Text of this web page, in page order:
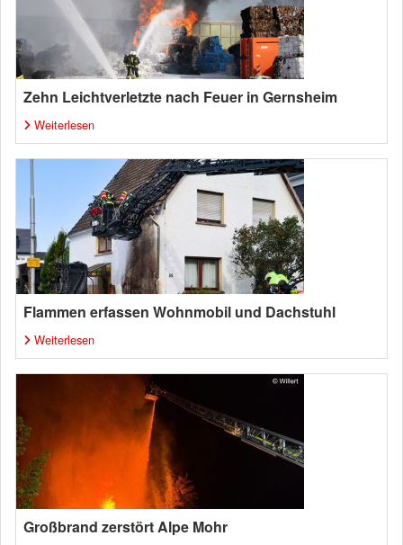
Zehn Leichtverletzte nach Feuer in Gernsheim
Weiterlesen
Flammen erfassen Wohnmobil und Dachstuhl
Weiterlesen
Großbrand zerstört Alpe Mohr